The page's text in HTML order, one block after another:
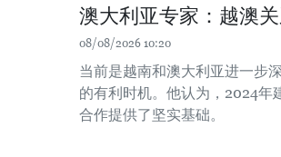
澳大利亚专家：越澳
08/08/2026 10:20
当前是越南和澳大利亚进一步
的有利时机。他认为，2024年
合作提供了坚实基础。